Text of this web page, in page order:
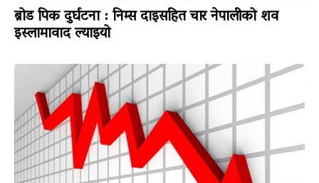
ब्रोड पिक दुर्घटना : निम्स दाइसहित चार नेपालीको शव
इस्लामावाद ल्याइयो